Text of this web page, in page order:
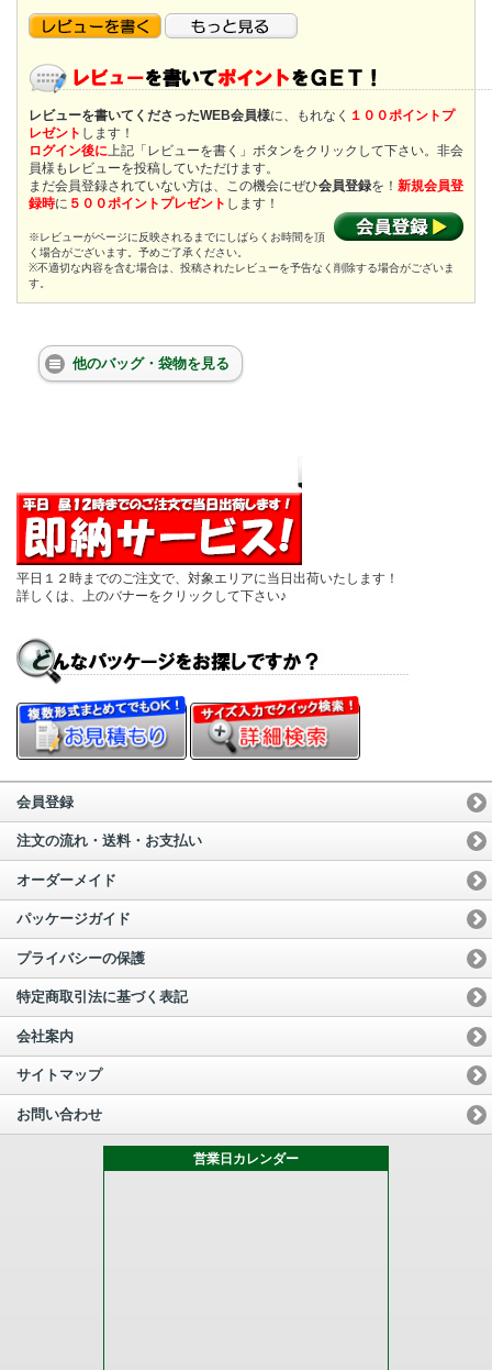
レビューを書いてくださったWEB会員様に、もれなく １００ポイントプ
レゼント します！
ログイン後に上記「レビューを書く」ボタンをクリックして下さい。非会
員様もレビューを投稿していただけます。
まだ会員登録されていない方は、この機会にぜひ会員登録を！ 新規会員登
録時に ５００ポイントプレゼント します！
※レビューがページに反映されるまでにしばらくお時間を頂
く場合がございます。予めご了承ください。
※不適切な内容を含む場合は、投稿されたレビューを予告なく削除する場合がございま
す。
他のバッグ・袋物を見る
平日１２時までのご注文で、対象エリアに当日出荷いたします！
詳しくは、上のバナーをクリックして下さい♪
会員登録
注文の流れ・送料・お支払い
オーダーメイド
パッケージガイド
プライバシーの保護
特定商取引法に基づく表記
会社案内
サイトマップ
お問い合わせ
営業日カレンダー